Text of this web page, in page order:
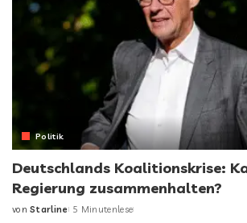
Politik
Deutschlands Koalitionskrise:
Regierung zusammenhalten?
von Starline 5 Minutenlese